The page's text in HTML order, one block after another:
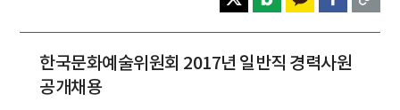
한국문화예술위원회 2017년 일반직 경력사원
공개채용